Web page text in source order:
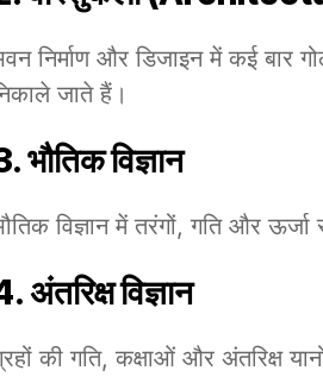
निर्माण और डिजाइन में कई बार
जाते हैं।
भौतिक विज्ञान
विज्ञान में तरंगों, गति और
अंतरिक्ष विज्ञान
की गति, कक्षाओं और अंतरिक्ष